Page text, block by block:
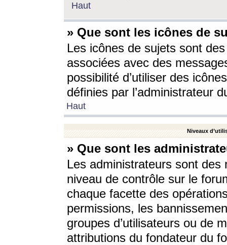
Haut
» Que sont les icônes de
Les icônes de sujets sont
associées avec des
possibilité d’utiliser des
définies par l’administrateur
Haut
Niveaux
» Que sont les
Les administrateurs sont
niveau de contrôle sur le
chaque facette des
permissions, les
groupes d’utilisateurs ou de
attributions du fondateur du